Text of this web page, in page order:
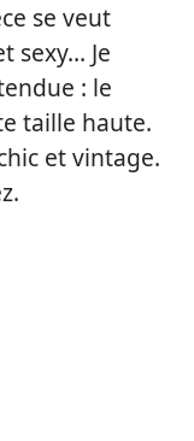
se veut
sexy… Je
: le
taille haute.
et vintage.